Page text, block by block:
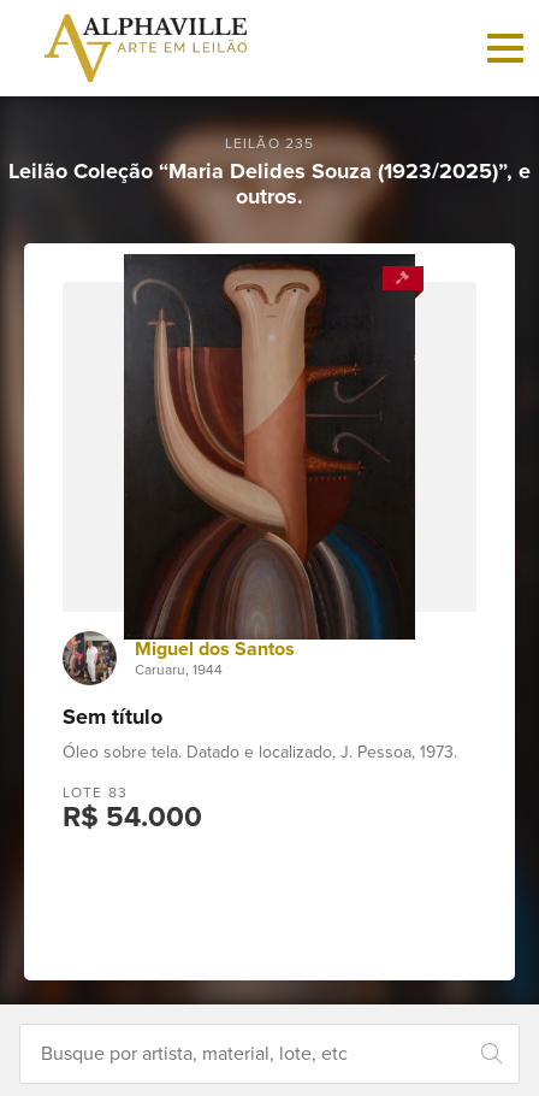
Criar
Faça
login
Home
Vender
Sobre
Como
funciona
Contato
Leilões
Qualificações
+55
LEILÃO 235
Leilão Coleção “Maria Delides Souza (1923/2025)”, e
outros.
Miguel dos Santos
Caruaru, 1944
Sem título
Óleo sobre tela. Datado e localizado, J. Pessoa, 1973.
LOTE 83
R$ 54.000
{:zero=>"Nenhum resultado